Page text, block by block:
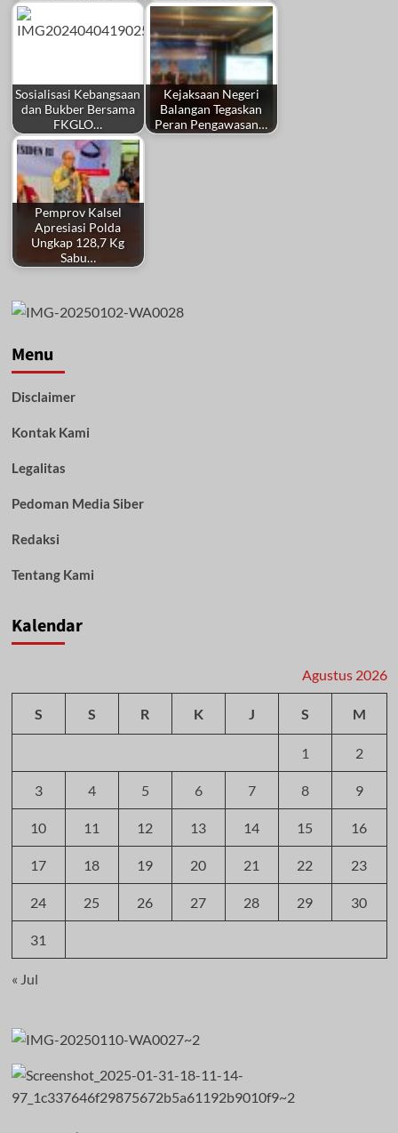
Sosialisasi Kebangsaan
dan Bukber Bersama
FKGLO…
Kejaksaan Negeri
Balangan Tegaskan
Peran Pengawasan…
Pemprov Kalsel
Apresiasi Polda
Ungkap 128,7 Kg
Sabu…
Menu
Disclaimer
Kontak Kami
Legalitas
Pedoman Media Siber
Redaksi
Tentang Kami
Kalendar
Agustus 2026
S S R K J S M
1 2
3 4 5 6 7 8 9
10 11 12 13 14 15 16
17 18 19 20 21 22 23
24 25 26 27 28 29 30
31
« Jul